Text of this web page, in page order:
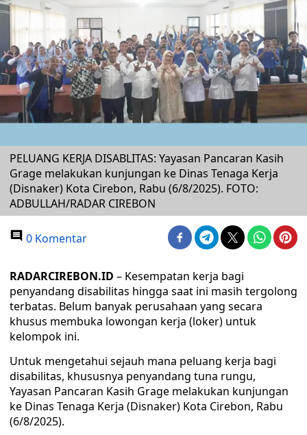
PELUANG KERJA DISABLITAS: Yayasan Pancaran Kasih
Grage melakukan kunjungan ke Dinas Tenaga Kerja
(Disnaker) Kota Cirebon, Rabu (6/8/2025). FOTO:
ADBULLAH/RADAR CIREBON
0 Komentar
RADARCIREBON.ID – Kesempatan kerja bagi
penyandang disabilitas hingga saat ini masih tergolong
terbatas. Belum banyak perusahaan yang secara
khusus membuka lowongan kerja (loker) untuk
kelompok ini.
Untuk mengetahui sejauh mana peluang kerja bagi
disabilitas, khususnya penyandang tuna rungu,
Yayasan Pancaran Kasih Grage melakukan kunjungan
ke Dinas Tenaga Kerja (Disnaker) Kota Cirebon, Rabu
(6/8/2025).